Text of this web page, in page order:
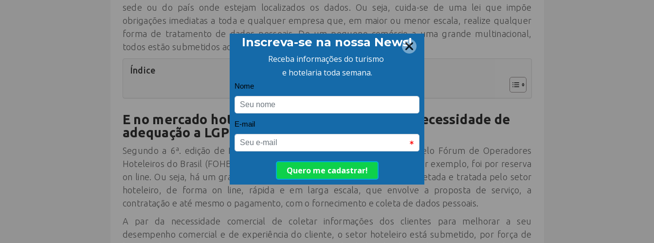
sede ou do país onde estejam localizados os dados. Ou seja, cuida-se de uma lei que impõe
obrigações imediatas a toda e qualquer empresa que, em maior ou menor escala, realize qualquer
forma de tratamento de dados pessoais. De um pequeno comércio a uma grande multinacional,
todos estão submetidos ao novo regramento.
Índice
E no mercado hoteleiro, qual o impacto dessa necessidade de
adequação a LGPD?
Segundo a 6ª. edição de Pesquisa de Canais de Distribuição realizada pelo Fórum de Operadores
Hoteleiros do Brasil (FOHB), 48% do quartos vendidos no ano de 2018, por exemplo, foi por reserva
on line. Ou seja, há um grande fluxo de informações sendo fornecida, coletada e tratada pelo setor
hoteleiro, de forma on line, rápida e em larga escala, que envolve a proposta de serviço, a
contratação e até mesmo o pagamento, com o fornecimento e coleta de dados pessoais.
A par da necessidade comercial de coletar informações dos clientes para melhorar a seu
desempenho comercial e de experiência do cliente, o setor hoteleiro está submetido, por força de